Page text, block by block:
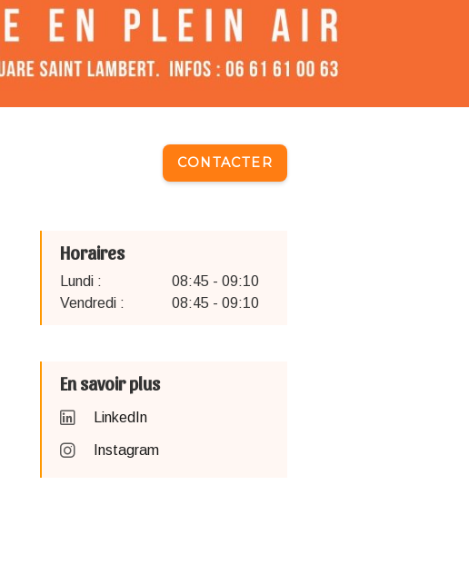
CONTACTER
Horaires
Lundi :
08:45 - 09:10
Vendredi :
08:45 - 09:10
En savoir plus
LinkedIn
Instagram